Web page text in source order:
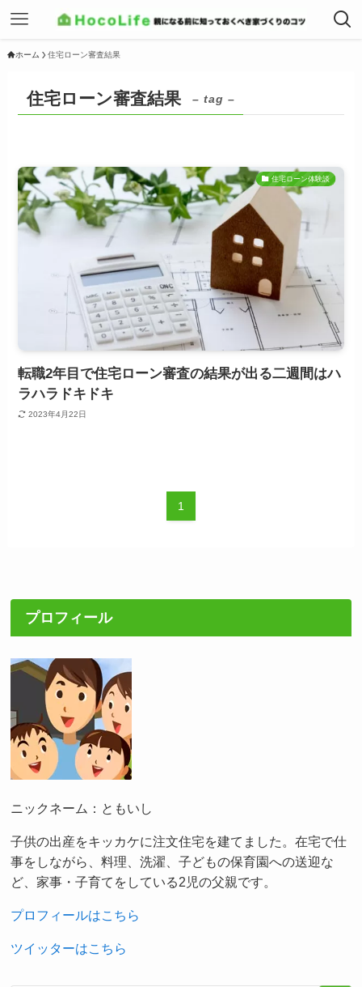
ホーム 住宅ローン審査結果
住宅ローン審査結果 – tag –
住宅ローン体験談
転職2年目で住宅ローン審査の結果が出る二週間はハ
ラハラドキドキ
2023年4月22日
1
プロフィール
ニックネーム：ともいし
子供の出産をキッカケに注文住宅を建てました。在宅で仕
事をしながら、料理、洗濯、子どもの保育園への送迎な
ど、家事・子育てをしている2児の父親です。
プロフィールはこちら
ツイッターはこちら